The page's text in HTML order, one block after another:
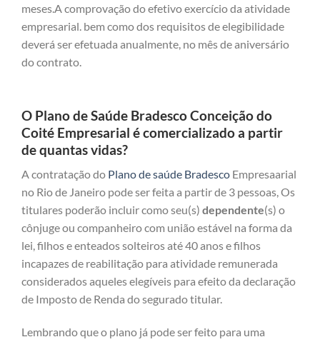
meses.A comprovação do efetivo exercício da atividade
empresarial. bem como dos requisitos de elegibilidade
deverá ser efetuada anualmente, no mês de aniversário
do contrato.
O Plano de Saúde Bradesco Conceição do
Coité Empresarial é comercializado a partir
de quantas vidas?
A contratação do Plano de saúde Bradesco Empresaarial
no Rio de Janeiro pode ser feita a partir de 3 pessoas, Os
titulares poderão incluir como seu(s) dependente(s) o
cônjuge ou companheiro com união estável na forma da
lei, filhos e enteados solteiros até 40 anos e filhos
incapazes de reabilitação para atividade remunerada
considerados aqueles elegíveis para efeito da declaração
de Imposto de Renda do segurado titular.
Lembrando que o plano já pode ser feito para uma